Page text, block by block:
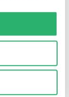
gegevens